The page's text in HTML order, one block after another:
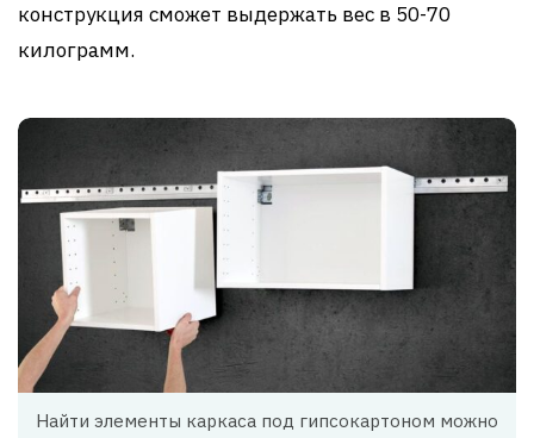
конструкция сможет выдержать вес в 50-70
килограмм.
Найти элементы каркаса под гипсокартоном можно